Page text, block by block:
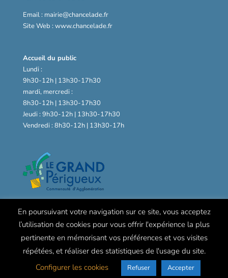
Email : mairie@chancelade.fr
Site Web : www.chancelade.fr
Accueil du public
Lundi :
9h30-12h | 13h30-17h30
mardi, mercredi :
8h30-12h | 13h30-17h30
Jeudi : 9h30-12h | 13h30-17h30
Vendredi : 8h30-12h | 13h30-17h
© Mairie de Chancelade - Mentions légales
En poursuivant votre navigation sur ce site, vous acceptez
l’utilisation de cookies pour vous offrir l'expérience la plus
pertinente en mémorisant vos préférences et vos visites
répétées, et réaliser des statistiques de l'usage du site.
Configurer les cookies
Refuser Accepter